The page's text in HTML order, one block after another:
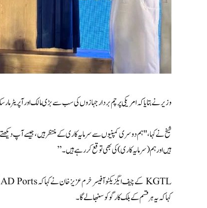
وزیر نے بتایا کہ امریکی پرچم بردار جہازوں کی سب سے بڑی مالک اور آپریٹر
ہیں اور ہم (سرمایہ کاری) کی بھی توقع کر رہے ہیں۔”
کہا کہ یہ ہر قسم کے بلک کارگو کو سنبھالے گا۔